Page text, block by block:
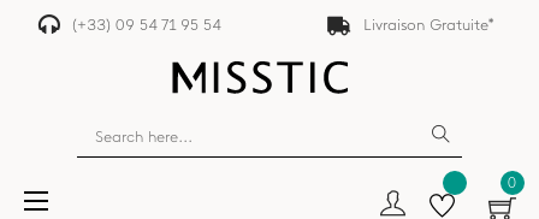
(+33) 09 54 71 95 54 Livraison Gratuite*
0
Basculer
☰